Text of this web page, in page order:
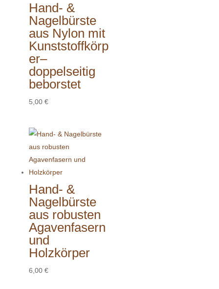
Hand- &
Nagelbürste
aus Nylon mit
Kunststoffkörp
er–
doppelseitig
beborstet
5,00 €
Hand- &
Nagelbürste
aus robusten
Agavenfasern
und
Holzkörper
6,00 €